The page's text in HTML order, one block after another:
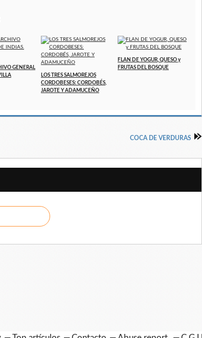
GENERAL
LOS TRES SALMOREJOS
CORDOBESES: CORDOBÉS,
JAROTE Y ADAMUCEÑO
FLAN DE YOGUR, QUESO y
FRUTAS DEL BOSQUE
COCA DE VERDURAS